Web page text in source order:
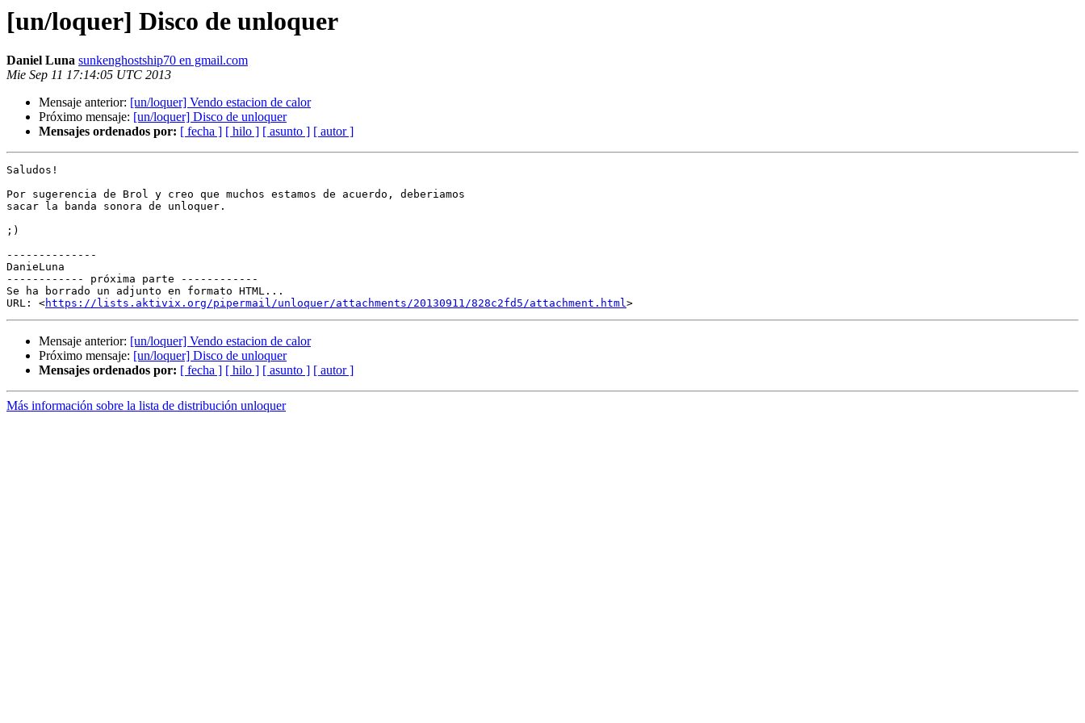
[un/loquer] Disco de unloquer
Daniel Luna sunkenghostship70 en gmail.com
Mie Sep 11 17:14:05 UTC 2013
Mensaje anterior: [un/loquer] Vendo estacion de calor
Próximo mensaje: [un/loquer] Disco de unloquer
Mensajes ordenados por: [ fecha ] [ hilo ] [ asunto ] [ autor ]
Saludos!
Por sugerencia de Brol y creo que muchos estamos de acuerdo, deberiamos
sacar la banda sonora de unloquer.
;)
--------------
DanieLuna
------------ próxima parte ------------
Se ha borrado un adjunto en formato HTML...
URL: <https://lists.aktivix.org/pipermail/unloquer/attachments/20130911/828c2fd5/attachment.html
Mensaje anterior: [un/loquer] Vendo estacion de calor
Próximo mensaje: [un/loquer] Disco de unloquer
Mensajes ordenados por: [ fecha ] [ hilo ] [ asunto ] [ autor ]
Más información sobre la lista de distribución unloquer